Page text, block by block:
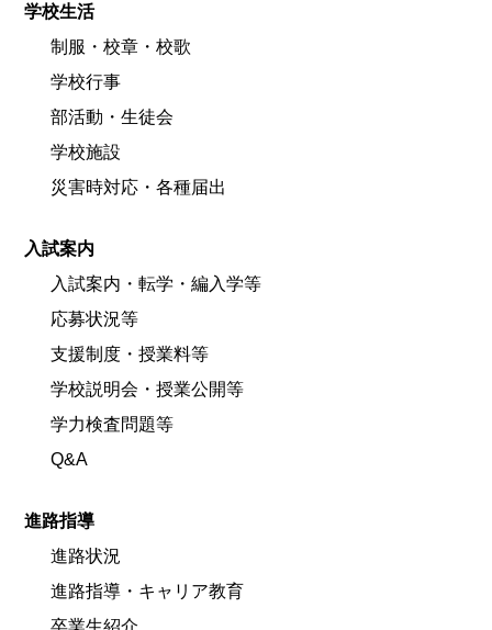
学校生活
制服・校章・校歌
学校行事
部活動・生徒会
学校施設
災害時対応・各種届出
入試案内
入試案内・転学・編入学等
応募状況等
支援制度・授業料等
学校説明会・授業公開等
学力検査問題等
Q&A
進路指導
進路状況
進路指導・キャリア教育
卒業生紹介